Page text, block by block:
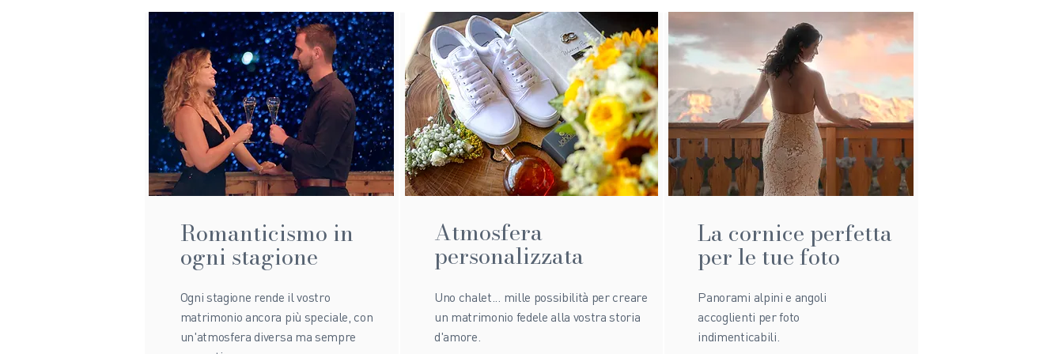
Romanticismo in
ogni stagione
Ogni stagione rende il vostro
matrimonio ancora più speciale, con
un'atmosfera diversa ma sempre
Atmosfera
personalizzata
Uno chalet... mille possibilità per creare
un matrimonio fedele alla vostra storia
d'amore.
La cornice perfetta
per le tue foto
Panorami alpini e angoli
accoglienti per foto
indimenticabili.